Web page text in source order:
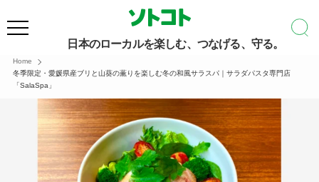
日本のローカルを楽しむ、つなげる、守る。
Home
冬季限定・愛媛県産ブリと山葵の薫りを楽しむ冬の和風サラスパ｜サラダパスタ専門店
「SalaSpa」